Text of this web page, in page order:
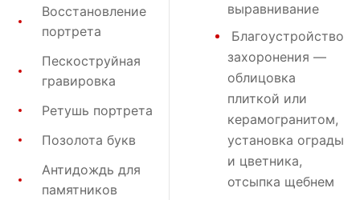
Восстановление
портрета
Пескоструйная
гравировка
Ретушь портрета
Позолота букв
Антидождь для
памятников
выравнивание
Благоустройство
захоронения —
облицовка
плиткой или
керамогранитом,
установка ограды
и цветника,
отсыпка щебнем